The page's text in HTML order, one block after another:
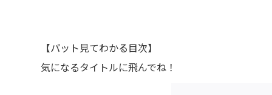
【パット見てわかる目次】
気になるタイトルに飛んでね！